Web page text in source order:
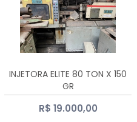
INJETORA ELITE 80 TON X 150
GR
R$ 19.000,00